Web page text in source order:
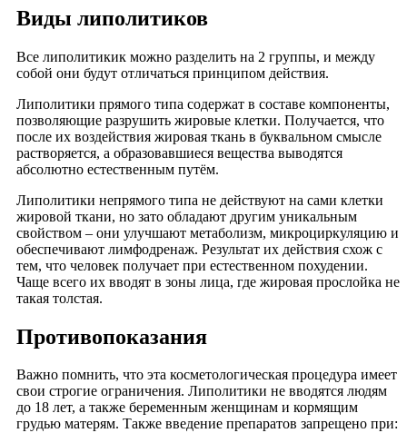
Виды липолитиков
Все липолитикик можно разделить на 2 группы, и между
собой они будут отличаться принципом действия.
Липолитики прямого типа содержат в составе компоненты,
позволяющие разрушить жировые клетки. Получается, что
после их воздействия жировая ткань в буквальном смысле
растворяется, а образовавшиеся вещества выводятся
абсолютно естественным путём.
Липолитики непрямого типа не действуют на сами клетки
жировой ткани, но зато обладают другим уникальным
свойством – они улучшают метаболизм, микроциркуляцию и
обеспечивают лимфодренаж. Результат их действия схож с
тем, что человек получает при естественном похудении.
Чаще всего их вводят в зоны лица, где жировая прослойка не
такая толстая.
Противопоказания
Важно помнить, что эта косметологическая процедура имеет
свои строгие ограничения. Липолитики не вводятся людям
до 18 лет, а также беременным женщинам и кормящим
грудью матерям. Также введение препаратов запрещено при: